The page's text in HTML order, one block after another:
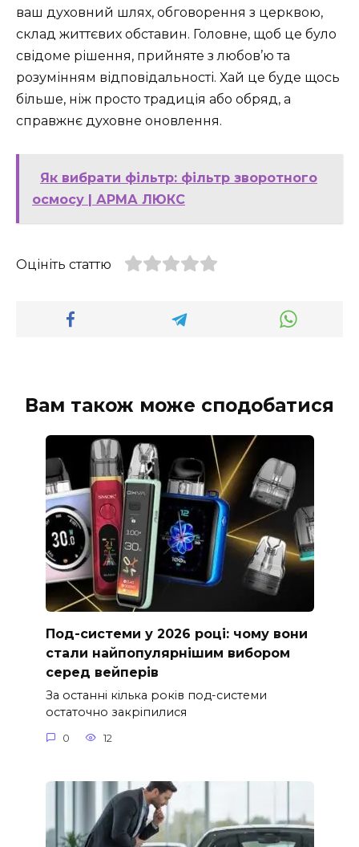
ваш духовний шлях, обговорення з церквою,
склад життєвих обставин. Головне, щоб це було
свідоме рішення, прийняте з любов’ю та
розумінням відповідальності. Хай це буде щось
більше, ніж просто традиція або обряд, а
справжнє духовне оновлення.
Як вибрати фільтр: фільтр зворотного
осмосу | АРМА ЛЮКС
Оцініть статтю
Вам також може сподобатися
Под-системи у 2026 році: чому вони
стали найпопулярнішим вибором
серед вейперів
За останні кілька років под-системи
остаточно закріпилися
0 12